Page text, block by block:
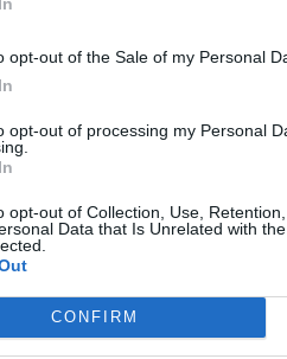
opt-out of the Sale of my Personal
opt-out of processing my Personal
opt-out of Collection, Use,
Data that Is Unrelated with
CONFIRM
més baixos) i s'obligui a
salaris i de les pensions
del poder adquisitiu).
l'escenari
ens porti a
entre
la